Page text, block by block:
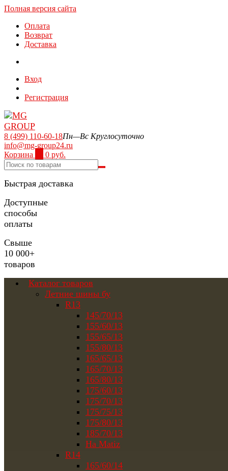
Полная версия сайта
Оплата
Возврат
Доставка
Вход
Регистрация
8 (499) 110-60-18Пн—Вс Круглосуточно
info@mg-group24.ru
Корзина
0 руб.
Быстрая доставка
Доступные
способы
оплаты
Свыше
10 000+
товаров
Каталог товаров
Летние шины бу
R13
145/70/13
155/60/13
155/65/13
155/80/13
165/65/13
165/70/13
165/80/13
175/60/13
175/70/13
175/75/13
175/80/13
185/70/13
На Matiz
R14
165/60/14